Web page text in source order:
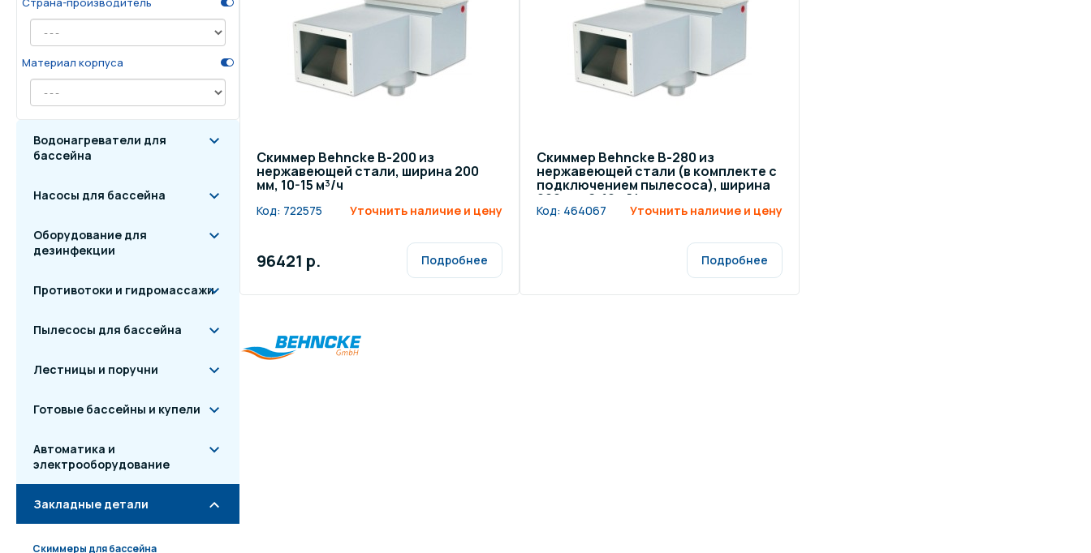
Освещение и подсветка для
бассейна
Измерение параметров воды
Отделочные материалы Строительные материалы
Материал корпуса
Водонагреватели для
бассейна
Насосы для бассейна
Оборудование для
дезинфекции
Противотоки и гидромассажи
Пылесосы для бассейна
Лестницы и поручни
Готовые бассейны и купели
Автоматика и
электрооборудование
Закладные детали
Скиммеры для бассейна
Скиммер Behncke B-200 из
нержавеющей стали, ширина 200
мм, 10-15 м³/ч
Код: 722575 Уточнить наличие и цену
96421 р. Подробнее
Скиммер Behncke B-280 из
нержавеющей стали (в комплекте с
подключением пылесоса), ширина
200 мм, 6-10 м³/ч
Код: 464067 Уточнить наличие и цену
Подробнее